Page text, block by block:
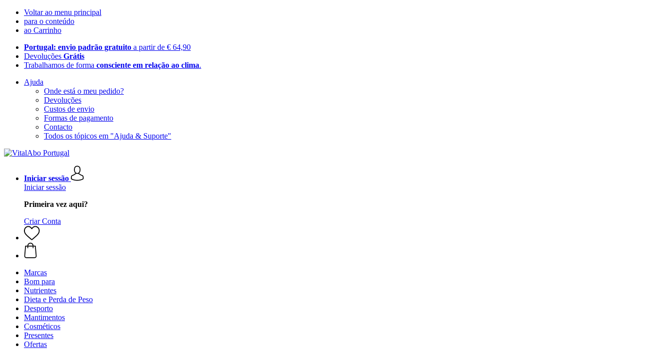
Voltar ao menu principal
para o conteúdo
ao Carrinho
Portugal: envio padrão gratuito a partir de € 64,90
Devoluções Grátis
Trabalhamos de forma consciente em relação ao clima.
Ajuda
Onde está o meu pedido?
Devoluções
Custos de envio
Formas de pagamento
Contacto
Todos os tópicos em "Ajuda & Suporte"
Iniciar sessão
Iniciar sessão
Primeira vez aqui?
Criar Conta
Marcas
Bom para
Nutrientes
Dieta e Perda de Peso
Desporto
Mantimentos
Cosméticos
Presentes
Ofertas